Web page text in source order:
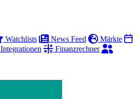
Watchlists News Feed
Märkte
Integrationen
Finanzrechner